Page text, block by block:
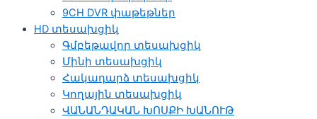
9CH DVR փաթեթներ
HD տեսախցիկ
Գմբեթավոր տեսախցիկ
Մինի տեսախցիկ
Հակադարձ տեսախցիկ
Կողային տեսախցիկ
ՎԱՆԱՆԴԱԿԱՆ ԽՈՍՔԻ ԽԱՆՈՒԹ